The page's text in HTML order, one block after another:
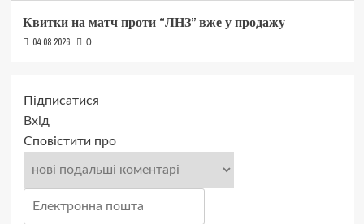
Квитки на матч проти “ЛНЗ” вже у продажу
04.08.2026 0
Підписатися
Вхід
Сповістити про